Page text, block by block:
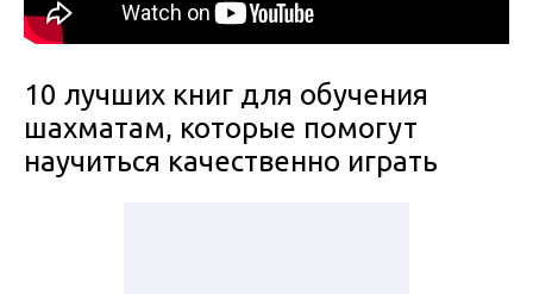
10 лучших книг для обучения
шахматам, которые помогут
научиться качественно играть